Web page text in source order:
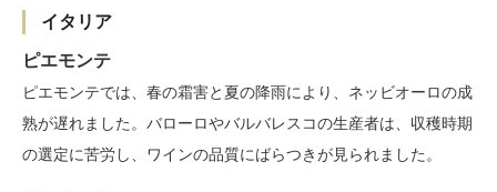
イタリア
ピエモンテ
ピエモンテでは、春の霜害と夏の降雨により、ネッビオーロの成
熟が遅れました。バローロやバルバレスコの生産者は、収穫時期
の選定に苦労し、ワインの品質にばらつきが見られました。